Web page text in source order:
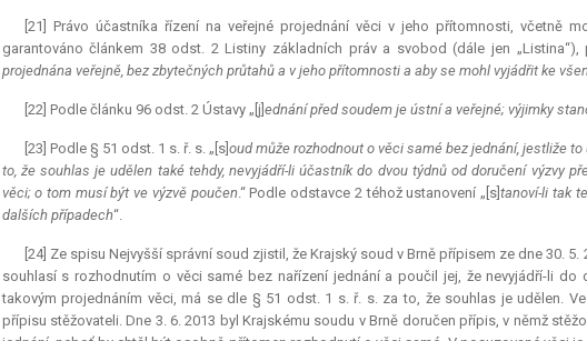
[21] Právo účastníka řízení na veřejné projednání věci v jeho přítomnosti, včetně
garantováno článkem 38 odst. 2 Listiny základních práv a svobod (dále jen „Listina“),
projednána veřejně, bez zbytečných průtahů a v jeho přítomnosti a aby se mohl vyjádřit ke
[22] Podle článku 96 odst. 2 Ústavy „[j] ednání před soudem je ústní a veřejné; výjimky
[23] Podle § 51 odst. 1 s. ř. s. „[s] oud může rozhodnout o věci samé bez jednání, jestliže
to, že souhlas je udělen také tehdy, nevyjádří-li účastník do dvou týdnů od doručení výzvy
věci; o tom musí být ve výzvě poučen.“ Podle odstavce 2 téhož ustanovení „[s]tanoví-li tak
dalších případech“.
[24] Ze spisu Nejvyšší správní soud zjistil, že Krajský soud v Brně přípisem ze dne 30.
souhlasí s rozhodnutím o věci samé bez nařízení jednání a poučil jej, že nevyjádří-li
takovým projednáním věci, má se dle § 51 odst. 1 s. ř. s. za to, že souhlas je udělen.
přípisu stěžovateli. Dne 3. 6. 2013 byl Krajskému soudu v Brně doručen přípis, v němž